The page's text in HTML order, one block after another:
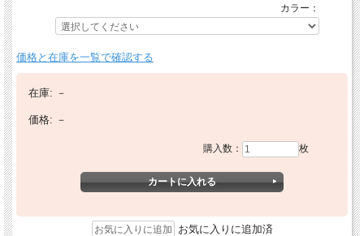
カラー：
価格と在庫を一覧で確認する
在庫: －
価格: －
購入数： 枚
お気に入りに追加済